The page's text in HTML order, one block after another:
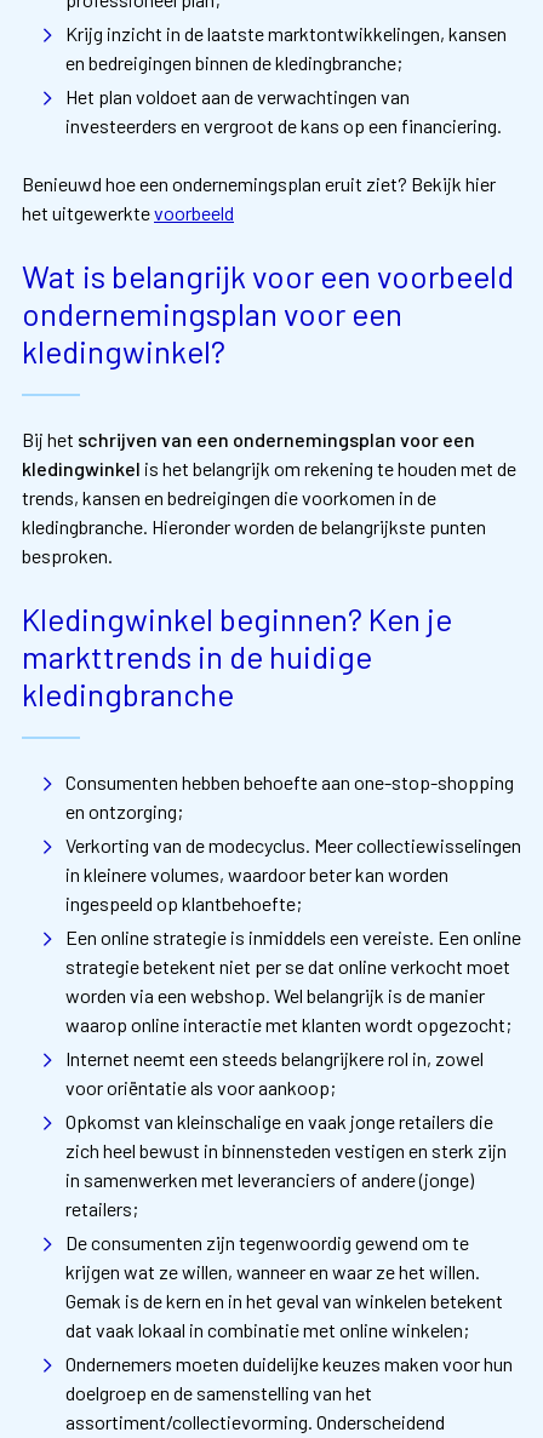
Krijg inzicht in de laatste marktontwikkelingen, kansen
en bedreigingen binnen de kledingbranche;
Het plan voldoet aan de verwachtingen van
investeerders en vergroot de kans op een financiering.
Benieuwd hoe een ondernemingsplan eruit ziet? Bekijk hier
het uitgewerktevoorbeeld
Wat is belangrijk voor een voorbeeld
ondernemingsplan voor een
kledingwinkel?
Bij het schrijven van een ondernemingsplan voor een
kledingwinkel is het belangrijk om rekening te houden met de
trends, kansen en bedreigingen die voorkomen in de
kledingbranche. Hieronder worden de belangrijkste punten
besproken.
Kledingwinkel beginnen? Ken je
markttrends in de huidige
kledingbranche
Consumenten hebben behoefte aan one-stop-shopping
en ontzorging;
Verkorting van de modecyclus. Meer collectiewisselingen
in kleinere volumes, waardoor beter kan worden
ingespeeld op klantbehoefte;
Een online strategie is inmiddels een vereiste. Een online
strategie betekent niet per se dat online verkocht moet
worden via een webshop. Wel belangrijk is de manier
waarop online interactie met klanten wordt opgezocht;
Internet neemt een steeds belangrijkere rol in, zowel
voor oriëntatie als voor aankoop;
Opkomst van kleinschalige en vaak jonge retailers die
zich heel bewust in binnensteden vestigen en sterk zijn
in samenwerken met leveranciers of andere (jonge)
retailers;
De consumenten zijn tegenwoordig gewend om te
krijgen wat ze willen, wanneer en waar ze het willen.
Gemak is de kern en in het geval van winkelen betekent
dat vaak lokaal in combinatie met online winkelen;
Ondernemers moeten duidelijke keuzes maken voor hun
doelgroep en de samenstelling van het
assortiment/collectievorming. Onderscheidend